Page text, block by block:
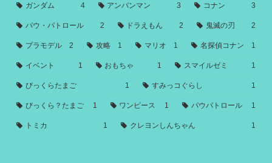
ガンダム 4 アンパンマン 3 コナン 3
パウ・パトロール 2 ドラえもん 2 鬼滅の刃 2
プラモデル 2 攻略 1 マリオ 1 名探偵コナン 1
イベント 1 おもちゃ 1 スマイルゼミ 1
びっくらたまご 1 すみっコぐらし 1
びっくら？たまご 1 ワンピース 1 パウパトロール 1
トミカ 1 クレヨンしんちゃん 1